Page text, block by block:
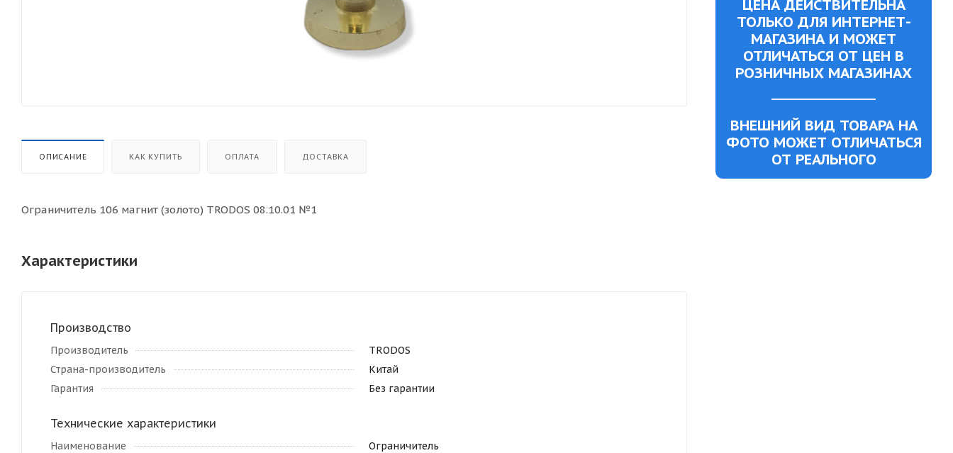
ОПИСАНИЕ КАК КУПИТЬ ОПЛАТА ДОСТАВКА
Ограничитель 106 магнит (золото) TRODOS 08.10.01 №1
Характеристики
Производство
Производитель
TRODOS
Страна-производитель
Китай
Гарантия
Без гарантии
Технические характеристики
Наименование
Ограничитель
ЦЕНА ДЕЙСТВИТЕЛЬНА
ТОЛЬКО ДЛЯ ИНТЕРНЕТ-
МАГАЗИНА И МОЖЕТ
ОТЛИЧАТЬСЯ ОТ ЦЕН В
РОЗНИЧНЫХ МАГАЗИНАХ
ВНЕШНИЙ ВИД ТОВАРА НА
ФОТО МОЖЕТ ОТЛИЧАТЬСЯ
ОТ РЕАЛЬНОГО